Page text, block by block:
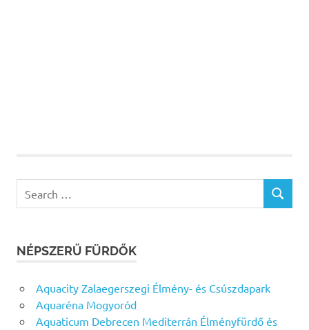
for:
SEARCH
NÉPSZERŰ FÜRDŐK
Aquacity Zalaegerszegi Élmény- és Csúszdapark
Aquaréna Mogyoród
Aquaticum Debrecen Mediterrán Élményfürdő és